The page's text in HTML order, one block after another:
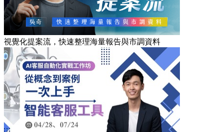
視覺化提案流，快速整理海量報告與市調資料